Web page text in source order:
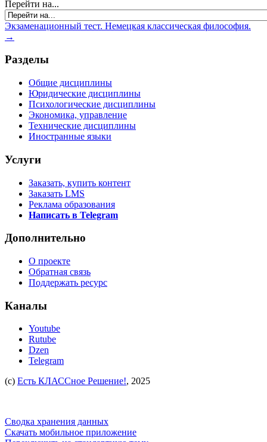
Перейти на...
Экзаменационный тест. Немецкая классическая философия.
→
Разделы
Общие дисциплины
Юридические дисциплины
Психологические дисциплины
Экономика, управление
Технические дисциплины
Иностранные языки
Услуги
Заказать, купить контент
Заказать LMS
Реклама образования
Написать в Telegram
Дополнительно
О проекте
Обратная связь
Поддержать ресурс
Каналы
Youtube
Rutube
Dzen
Telegram
(c) Есть КЛАССное Решение!, 2025
Сводка хранения данных
Скачать мобильное приложение